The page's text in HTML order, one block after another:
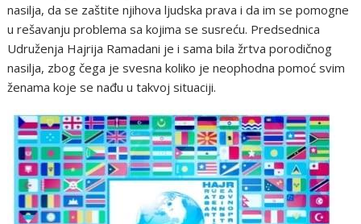
nasilja, da se zaštite njihova ljudska prava i da im se pomogne
u rešavanju problema sa kojima se susreću. Predsednica
Udruženja Hajrija Ramadani je i sama bila žrtva porodičnog
nasilja, zbog čega je svesna koliko je neophodna pomoć svim
ženama koje se nađu u takvoj situaciji.